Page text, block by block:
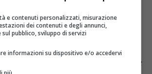
stagnante nei tombini di
acque meteoriche delle
prodotti naturali a bassa
efficacia larvicida, di riempire
e contenuti personalizzati, misurazione
dei contenuti e degli annunci,
sul pubblico, sviluppo di servizi
informazioni su dispositivo e/o accedervi